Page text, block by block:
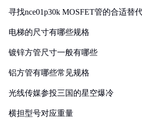
寻找nce01p30k MOSFET管的合适替
电梯的尺寸有哪些规格
镀锌方管尺寸一般有哪些
铝方管有哪些常见规格
光线传媒参投三国的星空爆冷
横担型号对应重量